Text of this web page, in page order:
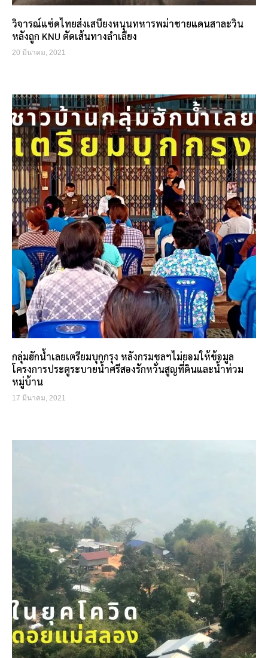
วิจารณ์แซ่ดไทยส่งเสบียงหนุนทหารพม่าชายแดนสาละวิน
หลังถูก KNU ตัดเส้นทางลำเลียง
20 มีนาคม, 2021
กลุ่มฮักน้ำเลยเตรียมบุกกรุง หลังกรมชลฯไม่ยอมให้ข้อมูล
โครงการประตูระบายน้ำศรีสองรักหวั่นสูญที่ดินและน้ำท่วม
หมู่บ้าน
17 มีนาคม, 2021